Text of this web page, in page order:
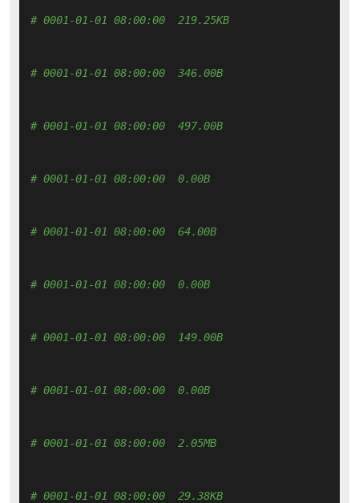
# 0001-01-01 08:00:00  219.25KB
# 0001-01-01 08:00:00  346.00B
# 0001-01-01 08:00:00  497.00B
# 0001-01-01 08:00:00  0.00B
# 0001-01-01 08:00:00  64.00B
# 0001-01-01 08:00:00  0.00B
# 0001-01-01 08:00:00  149.00B
# 0001-01-01 08:00:00  0.00B
# 0001-01-01 08:00:00  2.05MB
# 0001-01-01 08:00:00  29.38KB